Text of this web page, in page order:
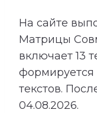
На сайте
Матрицы
включает13
формируется
текстов.
04.08.2026.